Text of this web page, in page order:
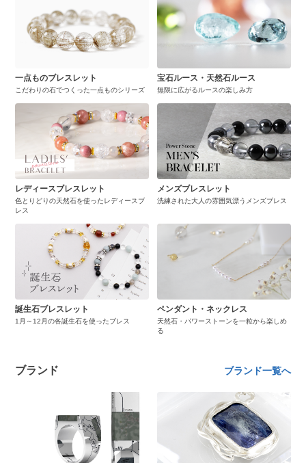
一点ものブレスレット
こだわりの石でつくった一点ものシリーズ
宝石ルース・天然石ルース
無限に広がるルースの楽しみ方
レディースブレスレット
色とりどりの天然石を使ったレディースブ
レス
メンズブレスレット
洗練された大人の雰囲気漂うメンズブレス
誕生石ブレスレット
1月～12月の各誕生石を使ったブレス
ペンダント・ネックレス
天然石・パワーストーンを一粒から楽しめ
る
ブランド ブランド一覧へ